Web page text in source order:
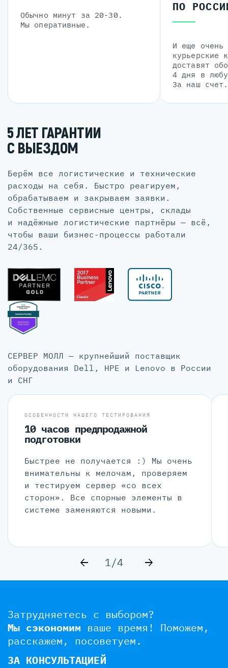
Обычно минут за 20-30.
Мы оперативные.
ПО
И еще очень
курьерские
доставят
4 дня в
За наш счет.
5 ЛЕТ ГАРАНТИИ
С ВЫЕЗДОМ
Берём все логистические и технические
расходы на себя. Быстро реагируем,
обрабатываем и закрываем заявки.
Собственные сервисные центры, склады
и надёжные логистические партнёры — всё,
чтобы ваши бизнес-процессы работали
24/365.
СЕРВЕР МОЛЛ — крупнейший поставщик
оборудования Dell, HPE и Lenovo в России
и СНГ
ОСОБЕННОСТИ НАШЕГО ТЕСТИРОВАНИЯ
10 часов предпродажной
подготовки
Быстрее не получается :) Мы очень
внимательны к мелочам, проверяем
и тестируем сервер «со всех
сторон». Все спорные элементы в
системе заменяются новыми.
1/4
Затрудняетесь с выбором?
Мы сэкономим ваше время! Поможем,
расскажем, посоветуем.
ЗА КОНСУЛЬТАЦИЕЙ